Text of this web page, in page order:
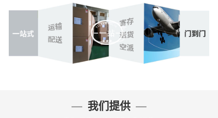
我们提供